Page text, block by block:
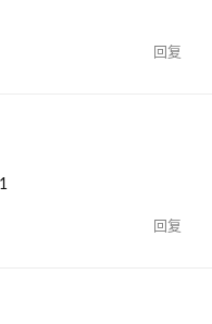
回复
回复